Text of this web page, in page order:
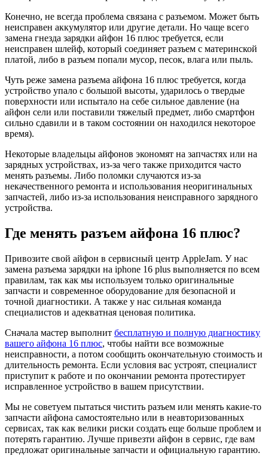
Конечно, не всегда проблема связана с разъемом. Может быть
неисправен аккумулятор или другие детали. Но чаще всего
замена гнезда зарядки айфон 16 плюс требуется, если
неисправен шлейф, который соединяет разъем с материнской
платой, либо в разъем попали мусор, песок, влага или пыль.
Чуть реже замена разъема айфона 16 плюс требуется, когда
устройство упало с большой высоты, ударилось о твердые
поверхности или испытало на себе сильное давление (на
айфон сели или поставили тяжелый предмет, либо смартфон
сильно сдавили и в таком состоянии он находился некоторое
время).
Некоторые владельцы айфонов экономят на запчастях или на
зарядных устройствах, из-за чего также приходится часто
менять разъемы. Либо поломки случаются из-за
некачественного ремонта и использования неоригинальных
запчастей, либо из-за использования неисправного зарядного
устройства.
Где менять разъем айфона 16 плюс?
Привозите свой айфон в сервисный центр AppleJam. У нас
замена разъема зарядки на iphone 16 plus выполняется по всем
правилам, так как мы используем только оригинальные
запчасти и современное оборудование для безопасной и
точной диагностики. А также у нас сильная команда
специалистов и адекватная ценовая политика.
Сначала мастер выполнит бесплатную и полную диагностику
вашего айфона 16 плюс, чтобы найти все возможные
неисправности, а потом сообщить окончательную стоимость и
длительность ремонта. Если условия вас устроят, специалист
приступит к работе и по окончании ремонта протестирует
исправленное устройство в вашем присутствии.
Мы не советуем пытаться чистить разъем или менять какие-то
запчасти айфона самостоятельно или в неавторизованных
сервисах, так как велики риски создать еще больше проблем и
потерять гарантию. Лучше привезти айфон в сервис, где вам
предложат оригинальные запчасти и официальную гарантию.